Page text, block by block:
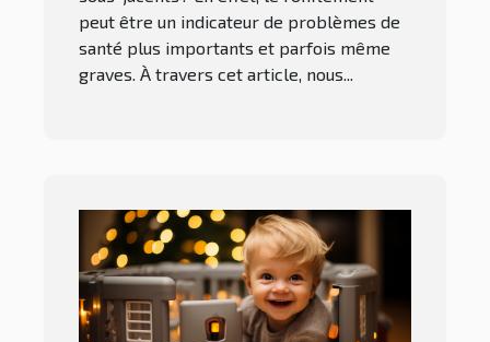
peut être un indicateur de problèmes de
santé plus importants et parfois même
graves. À travers cet article, nous...